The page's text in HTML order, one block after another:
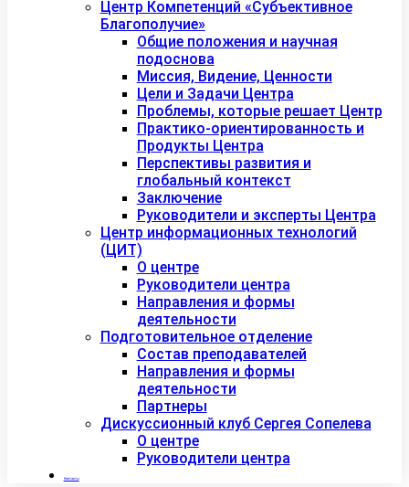
Центр Компетенций «Субъективное
Благополучие»
Общие положения и научная
подоснова
Миссия, Видение, Ценности
Цели и Задачи Центра
Проблемы, которые решает Центр
Практико-ориентированность и
Продукты Центра
Перспективы развития и
глобальный контекст
Заключение
Руководители и эксперты Центра
Центр информационных технологий
(ЦИТ)
О центре
Руководители центра
Направления и формы
деятельности
Подготовительное отделение
Состав преподавателей
Направления и формы
деятельности
Партнеры
Дискуссионный клуб Сергея Сопелева
О центре
Руководители центра
Контакты